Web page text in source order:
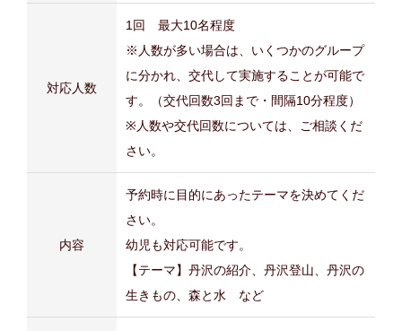
対応人数
1回 最大10名程度
※人数が多い場合は、いくつかのグループ
に分かれ、交代して実施することが可能で
す。（交代回数3回まで・間隔10分程度）
※人数や交代回数については、ご相談くだ
さい。
内容
予約時に目的にあったテーマを決めてくだ
さい。
幼児も対応可能です。
【テーマ】丹沢の紹介、丹沢登山、丹沢の
生きもの、森と水 など